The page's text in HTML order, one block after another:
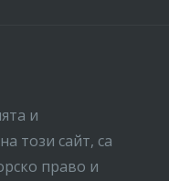
и
този сайт, са
право и